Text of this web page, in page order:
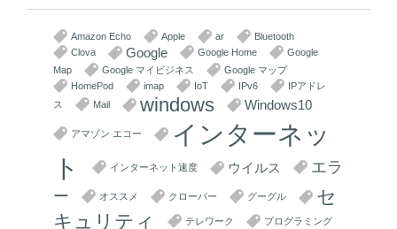
Amazon Echo Apple ar
Bluetooth
Clova
Google Google Home
Google
Map
Google マイビジネス
Google マップ
HomePod
imap IoT IPv6
IPアドレ
ス
Mail windows Windows10
アマゾン エコー
インターネッ
ト
インターネット速度 ウイルス
エラ
ー
オススメ クローバー グーグル
セ
キュリティ
テレワーク プログラミング